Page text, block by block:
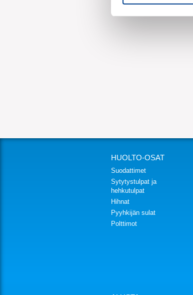
HUOLTO-OSAT
Suodattimet
Sytytystulpat ja
hehkutulpat
Hihnat
Pyyhkijän sulat
Polttimot